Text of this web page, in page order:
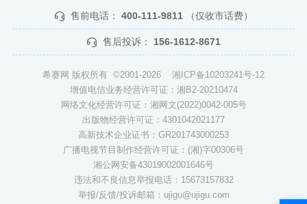
售前电话： 400-111-9811 （仅收市话费）
售后投诉： 156-1612-8671
希赛网 版权所有 ©2001-2026 湘ICP备10203241号-12
增值电信业务经营许可证：湘B2-20210474
网络文化经营许可证：湘网文(2022)0042-005号
出版物经营许可证：4301042021177
高新技术企业证书：GR201743000253
广播电视节目制作经营许可证：(湘)字00306号
湘公网安备43019002001646号
违法和不良信息举报电话：15673157832
举报/反馈/投诉邮箱：ujigu@ujigu.com